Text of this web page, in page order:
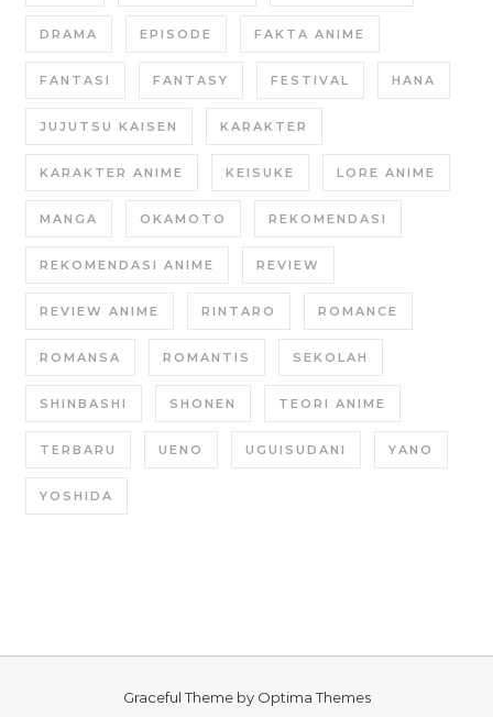
DRAMA EPISODE FAKTA ANIME
FANTASI FANTASY FESTIVAL HANA
JUJUTSU KAISEN KARAKTER
KARAKTER ANIME KEISUKE LORE ANIME
MANGA OKAMOTO REKOMENDASI
REKOMENDASI ANIME REVIEW
REVIEW ANIME RINTARO ROMANCE
ROMANSA ROMANTIS SEKOLAH
SHINBASHI SHONEN TEORI ANIME
TERBARU UENO UGUISUDANI YANO
YOSHIDA
Graceful Theme by Optima Themes